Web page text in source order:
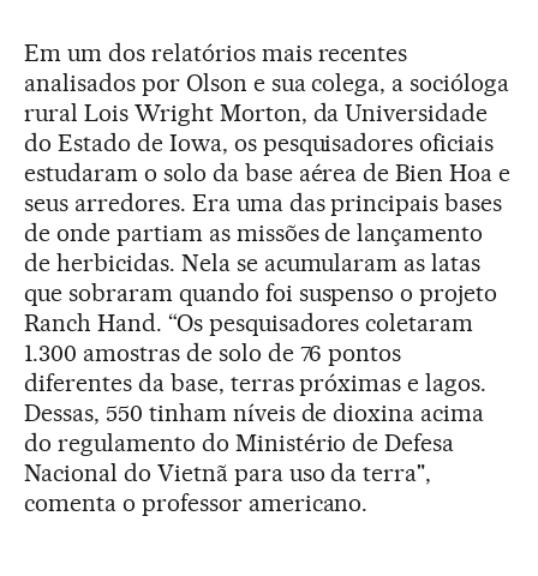
Em um dos relatórios mais recentes
analisados por Olson e sua colega, a socióloga
rural Lois Wright Morton, da Universidade
do Estado de Iowa, os pesquisadores oficiais
estudaram o solo da base aérea de Bien Hoa e
seus arredores. Era uma das principais bases
de onde partiam as missões de lançamento
de herbicidas. Nela se acumularam as latas
que sobraram quando foi suspenso o projeto
Ranch Hand. “Os pesquisadores coletaram
1.300 amostras de solo de 76 pontos
diferentes da base, terras próximas e lagos.
Dessas, 550 tinham níveis de dioxina acima
do regulamento do Ministério de Defesa
Nacional do Vietnã para uso da terra",
comenta o professor americano.